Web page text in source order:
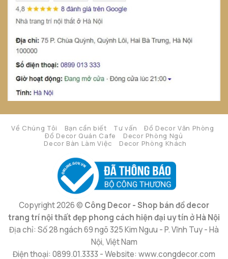
Về Chúng Tôi Bạn cần biết Tư vấn
Đồ Decor Văn Phòng
Đồ Decor Quán Cafe
Decor Phòng Ngủ
Decor Bàn Làm Việc
Decor Phòng Khách
Copyright 2026 © Công Decor - Shop bán đồ decor
trang trí nội thất đẹp phong cách hiện đại uy tín ở Hà Nội
Địa chỉ: Số 28 ngách 69 ngõ 325 Kim Ngưu - P. Vĩnh Tuy - Hà
Nội, Việt Nam
Điện thoại: 0899.01.3333 - Website: www.congdecor.com